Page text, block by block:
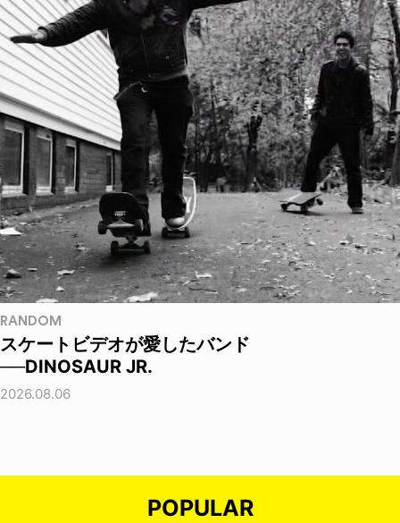
RANDOM
スケートビデオが愛したバンド
──DINOSAUR JR.
2026.08.06
POPULAR